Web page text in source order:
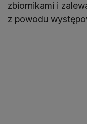
zbiornikami i
z powodu